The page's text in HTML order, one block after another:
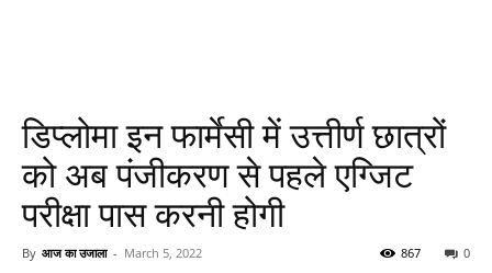
डिप्लोमा इन फार्मेसी में उत्तीर्ण छात्रों
को अब पंजीकरण से पहले एग्जिट
परीक्षा पास करनी होगी
By आज का उजाला - March 5, 2022 0
867